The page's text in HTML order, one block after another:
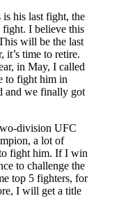
his last fight, the
I believe this
will be the last
it’s time to retire.
in May, I called
to fight him in
and we finally got
division UFC
a lot of
to fight him. If I win
to challenge the
top 5 fighters, for
I will get a title